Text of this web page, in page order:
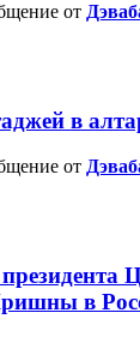
от
в
от
в